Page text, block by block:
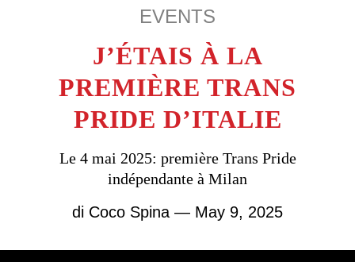
EVENTS
J’ÉTAIS À LA
PREMIÈRE TRANS
PRIDE D’ITALIE
Le 4 mai 2025: première Trans Pride
indépendante à Milan
di Coco Spina — May 9, 2025